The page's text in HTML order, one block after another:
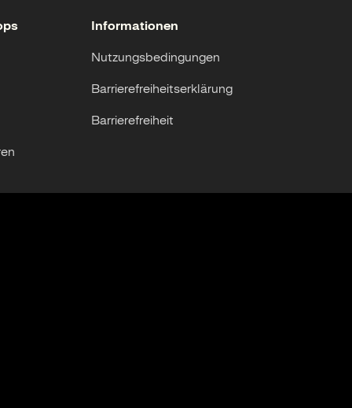
Informationen
Nutzungsbedingungen
Barrierefreiheitserklärung
Barrierefreiheit